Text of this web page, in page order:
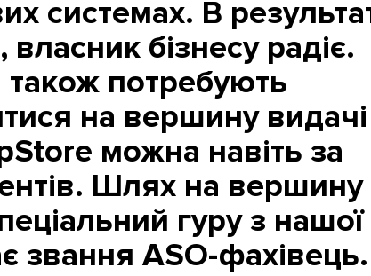
системах. В
власник бізнесу радіє.
також потребують
на вершину видачі
можна навіть за
Шлях на вершину
гуру з нашої
звання ASO-фахівець.